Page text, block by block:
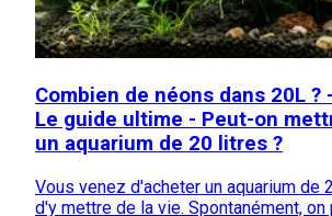
Combien de néons dans 20L ?
Le guide ultime - Peut-on
un aquarium de 20 litres ?
Vous venez d'acheter un aquarium
d'y mettre de la vie. Spontanément,